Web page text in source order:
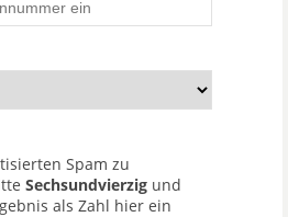
Spam zu
Sechsundvierzig und
als Zahl hier ein